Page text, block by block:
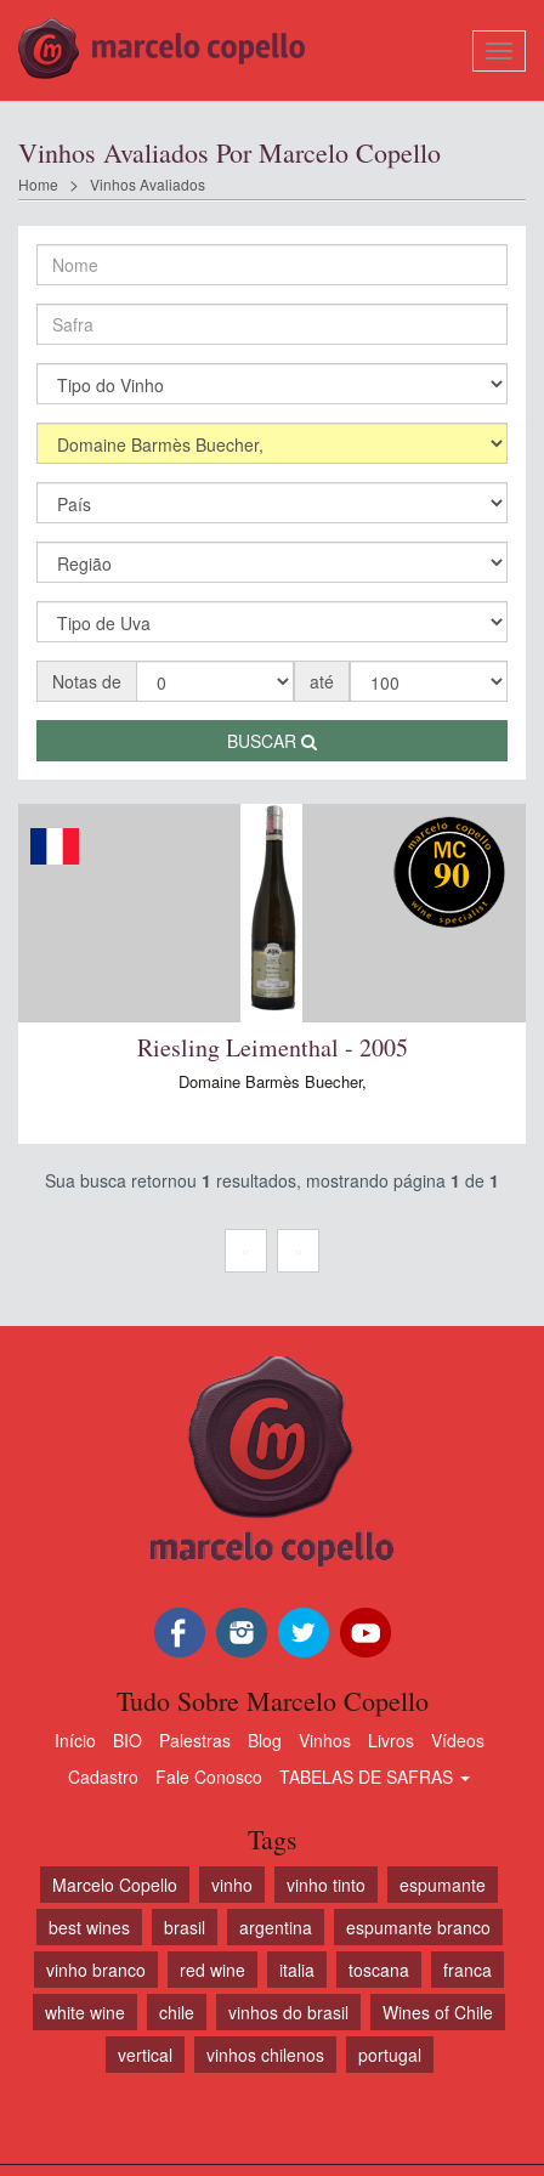
Vinhos Avaliados Por Marcelo Copello
Home Vinhos Avaliados
Notas de até
BUSCAR
90
Riesling Leimenthal - 2005
Domaine Barmès Buecher,
Sua busca retornou 1 resultados, mostrando página 1 de 1
Tudo Sobre Marcelo Copello
Início BIO Palestras Blog Vinhos Livros
Vídeos
Cadastro
Fale Conosco TABELAS DE SAFRAS
Tags
Marcelo Copello vinho vinho tinto
espumante
best wines
brasil argentina
espumante branco
vinho branco
red wine italia toscana
franca
white wine
chile vinhos do brasil
Wines of Chile
vertical
vinhos chilenos portugal